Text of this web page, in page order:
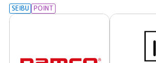
SEIBU POINT